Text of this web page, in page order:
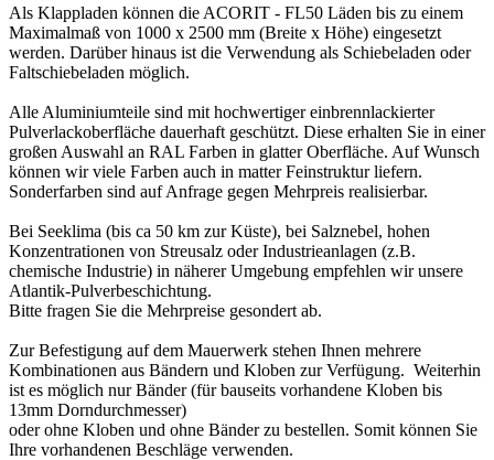
Als Klappladen können die ACORIT - FL50 Läden bis zu einem
Maximalmaß von 1000 x 2500 mm (Breite x Höhe) eingesetzt
werden. Darüber hinaus ist die Verwendung als Schiebeladen oder
Faltschiebeladen möglich.
Alle Aluminiumteile sind mit hochwertiger einbrennlackierter
Pulverlackoberfläche dauerhaft geschützt. Diese erhalten Sie in einer
großen Auswahl an RAL Farben in glatter Oberfläche. Auf Wunsch
können wir viele Farben auch in matter Feinstruktur liefern.
Sonderfarben sind auf Anfrage gegen Mehrpreis realisierbar.
Bei Seeklima (bis ca 50 km zur Küste), bei Salznebel, hohen
Konzentrationen von Streusalz oder Industrieanlagen (z.B.
chemische Industrie) in näherer Umgebung empfehlen wir unsere
Atlantik-Pulverbeschichtung.
Bitte fragen Sie die Mehrpreise gesondert ab.
Zur Befestigung auf dem Mauerwerk stehen Ihnen mehrere
Kombinationen aus Bändern und Kloben zur Verfügung. Weiterhin
ist es möglich nur Bänder (für bauseits vorhandene Kloben bis
13mm Dorndurchmesser)
oder ohne Kloben und ohne Bänder zu bestellen. Somit können Sie
Ihre vorhandenen Beschläge verwenden.